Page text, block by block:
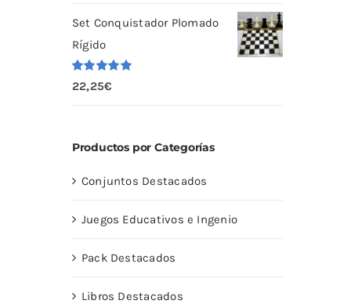
Set Conquistador Plomado
Rígido
Valorado
con
5.00
22,25€
Productos por Categorías
Conjuntos Destacados
Juegos Educativos e Ingenio
Pack Destacados
Libros Destacados